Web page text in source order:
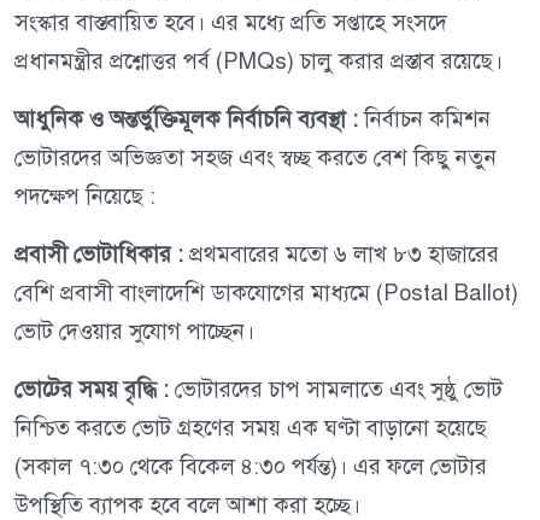
সংস্কার বাস্তবায়িত হবে। এর মধ্যে প্রতি সপ্তাহে সংসদে
প্রধানমন্ত্রীর প্রশ্নোত্তর পর্ব (PMQs) চালু করার প্রস্তাব রয়েছে।
আধুনিক ও অন্তর্ভুক্তিমূলক নির্বাচনি ব্যবস্থা :নির্বাচন কমিশন
ভোটারদের অভিজ্ঞতা সহজ এবং স্বচ্ছ করতে বেশ কিছু নতুন
পদক্ষেপ নিয়েছে :
প্রবাসী ভোটাধিকার : প্রথমবারের মতো ৬ লাখ ৮৩ হাজারের
বেশি প্রবাসী বাংলাদেশি ডাকযোগের মাধ্যমে (Postal Ballot)
ভোট দেওয়ার সুযোগ পাচ্ছেন।
ভোটের সময় বৃদ্ধি : ভোটারদের চাপ সামলাতে এবং সুষ্ঠু ভোট
নিশ্চিত করতে ভোট গ্রহণের সময় এক ঘণ্টা বাড়ানো হয়েছে
(সকাল ৭:৩০ থেকে বিকেল ৪:৩০ পর্যন্ত)। এর ফলে ভোটার
উপস্থিতি ব্যাপক হবে বলে আশা করা হচ্ছে।